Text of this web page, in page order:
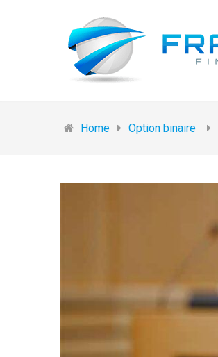
Home Option binaire